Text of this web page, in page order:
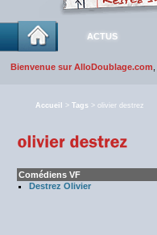
ACTUS
Bienvenue sur AlloDoublage.com
Accueil > Tags > olivier destrez
Comédiens VF
Destrez Olivier